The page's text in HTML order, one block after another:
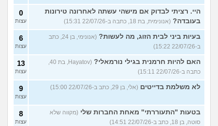
היי. רציתי לבדוק אם מישהי עשתה לאחרונה טירונות
בעובדה? (אנונימית, בת 18, כתבה ב-22/07/26 15:31)
0
עצות
בעיות ביני לבית הזוג, מה לעשות?
(אנונימי, בן 24, כתב
ב-22/07/26 15:22)
6
עצות
האם להיות חרמנית בגילי נורמאלי?
(Hayatov, בת 40,
כתבה ב-22/07/26 15:11)
13
עצות
לא משלמת בדייטים (אלי, בן 29, כתב ב-22/07/26 15:00) 9
עצות
בטעות "התעוררתי" מאחת החברות שלי (מקווה שלא
סוטה, בן 18, כתב ב-22/07/26 14:51)
8
עצות